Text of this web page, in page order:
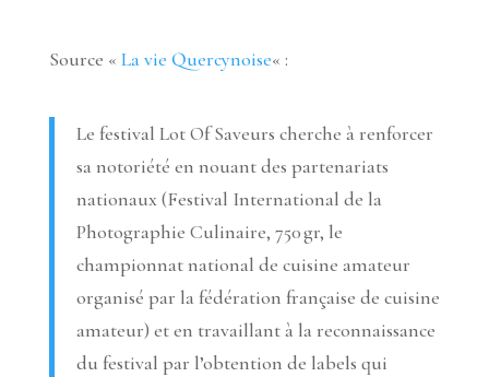
Source « La vie Quercynoise« :
Le festival Lot Of Saveurs cherche à renforcer
sa notoriété en nouant des partenariats
nationaux (Festival International de la
Photographie Culinaire, 750 gr, le
championnat national de cuisine amateur
organisé par la fédération française de cuisine
amateur) et en travaillant à la reconnaissance
du festival par l’obtention de labels qui